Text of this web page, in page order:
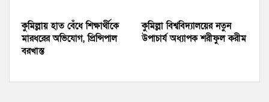
কুমিল্লায় হাত বেঁধে শিক্ষার্থীকে
মারধরের অভিযোগ, প্রিন্সিপাল
বরখাস্ত
কুমিল্লা বিশ্ববিদ্যালয়ের নতুন
উপাচার্য অধ্যাপক শরীফুল করীম